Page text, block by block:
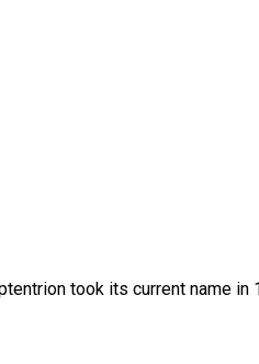
took its current name in